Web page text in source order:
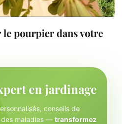
pourpier dans votre
en jardinage
conseils de
maladies — transformez